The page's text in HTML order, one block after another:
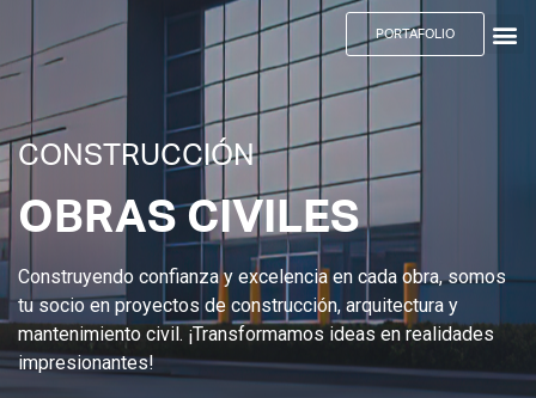
PORTAFOLIO
CONSTRUCCIÓN
OBRAS CIVILES
Construyendo confianza y excelencia en cada obra, somos
tu socio en proyectos de construcción, arquitectura y
mantenimiento civil. ¡Transformamos ideas en realidades
impresionantes!